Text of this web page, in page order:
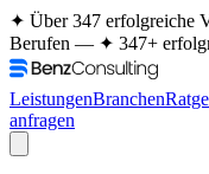
✦ Über 347 erfolgreiche
Berufen — ✦ 347+
LeistungenBranchen
anfragen